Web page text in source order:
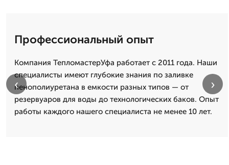
Профессиональный опыт
Компания ТепломастерУфа работает с 2011 года. Наши
специалисты имеют глубокие знания по заливке
пенополиуретана в емкости разных типов — от
резервуаров для воды до технологических баков. Опыт
работы каждого нашего специалиста не менее 10 лет.
‹ ›